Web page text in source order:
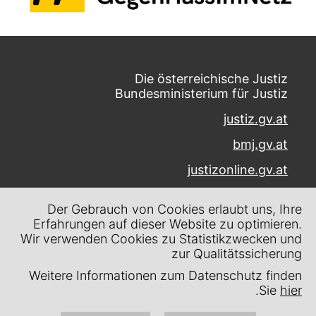
Die österreichische Justiz
Bundesministerium für Justiz
justiz.gv.at
bmj.gv.at
justizonline.gv.at
Museumstraße 7
1070 Wien
Kontakt
Impressum
Der Gebrauch von Cookies erlaubt uns, Ihre
Erfahrungen auf dieser Website zu optimieren.
Wir verwenden Cookies zu Statistikzwecken und
zur Qualitätssicherung
Weitere Informationen zum Datenschutz finden
Sie hier
.